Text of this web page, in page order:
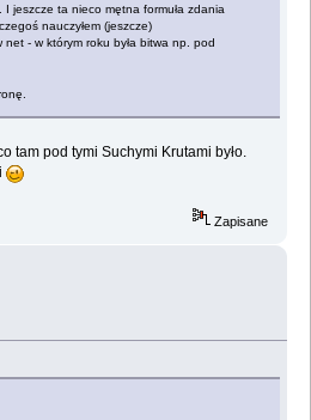
I jeszcze ta nieco mętna formuła zdania
nauczyłem (jeszcze)
- w którym roku była bitwa np. pod
tam pod tymi Suchymi Krutami było.
Zapisane